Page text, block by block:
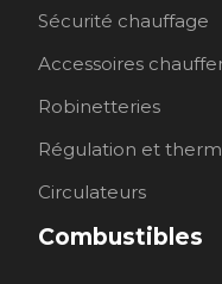
Sécurité chauffage
Accessoires
Robinetteries
Régulation et
Circulateurs
Combustibles